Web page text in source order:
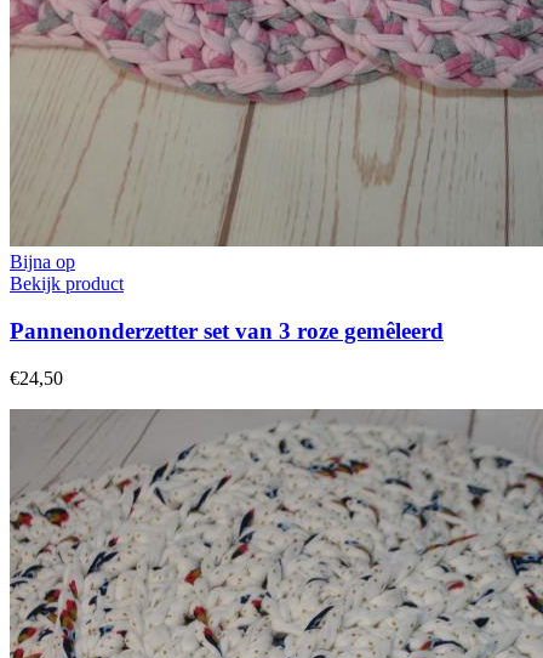
Bijna op
Bekijk product
Pannenonderzetter set van 3 roze gemêleerd
€24,50